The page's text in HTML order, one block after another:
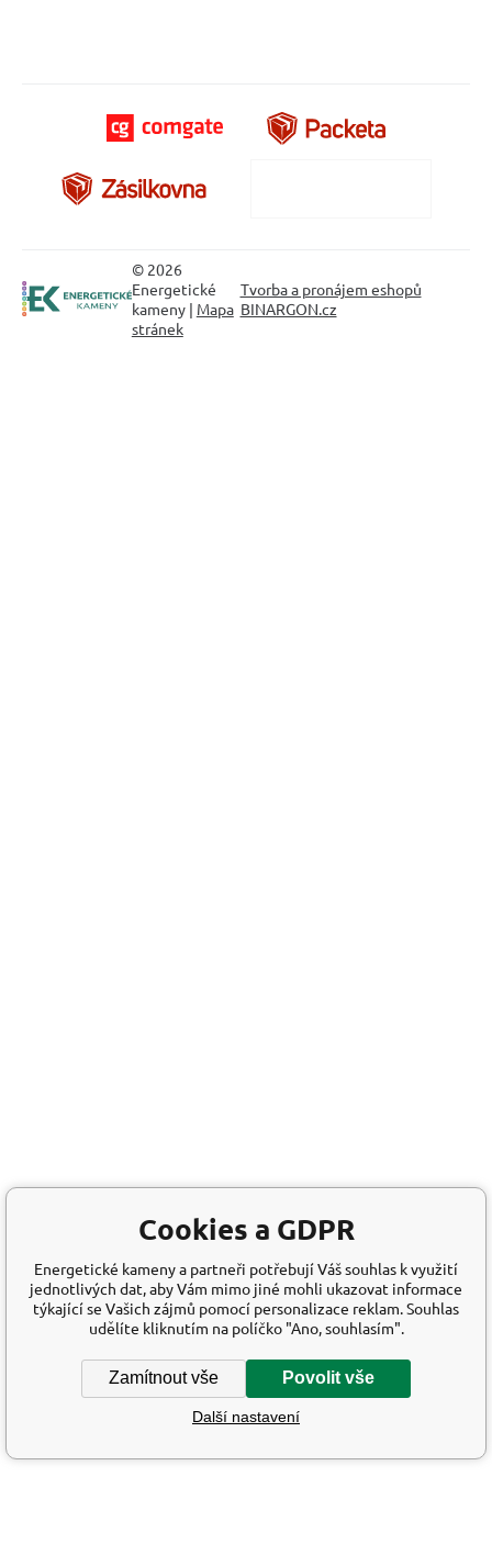
© 2026
Energetické
kameny | Mapa
stránek
Tvorba a pronájem eshopů
BINARGON.cz
Cookies a GDPR
Energetické kameny a partneři potřebují Váš souhlas k využití
jednotlivých dat, aby Vám mimo jiné mohli ukazovat informace
týkající se Vašich zájmů pomocí personalizace reklam. Souhlas
udělíte kliknutím na políčko "Ano, souhlasím".
Zamítnout vše Povolit vše
Další nastavení